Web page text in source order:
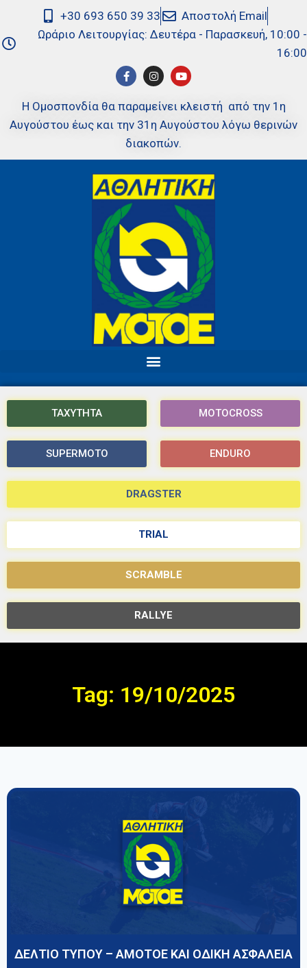
+30 693 650 39 33
Αποστολή Email
Ωράριο Λειτουργίας: Δευτέρα - Παρασκευή, 10:00 -
16:00
Η Ομοσπονδία θα παραμείνει κλειστή από την 1η
Αυγούστου έως και την 31η Αυγούστου λόγω θερινών
διακοπών.
ΤΑΧΥΤΗΤΑ MOTOCROSS
SUPERMOTO ENDURO
DRAGSTER
TRIAL
SCRAMBLE
RALLYE
Tag: 19/10/2025
ΔΕΛΤΙΟ ΤΥΠΟΥ – ΑΜΟΤΟΕ ΚΑΙ ΟΔΙΚΗ ΑΣΦΑΛΕΙΑ